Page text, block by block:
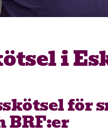
i
för
BRF:er